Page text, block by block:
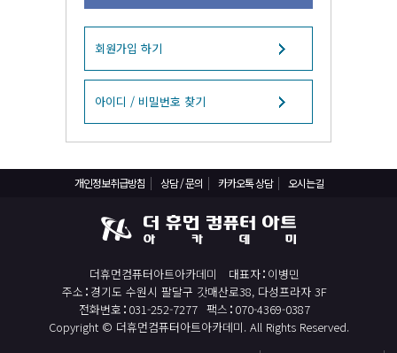
회원가입 하기
아이디 / 비밀번호 찾기
개인정보취급방침 상담 / 문의 카카오톡 상담 오시는길
더휴먼컴퓨터아트아카데미 대표자 이병민
주소 경기도 수원시 팔달구 갓매산로38, 다성프라자 3F
전화번호 031-252-7277 팩스 070-4369-0387
Copyright © 더휴먼컴퓨터아트아카데미. All Rights Reserved.
자바(Java)기반 JSP/스프링 웹개발자(정보처리산업기사)(과정평가형)
디지털컨버전스 자바(JAVA)개발자(전자정부 프레임워크/SPRING)
전산세무회계 자격취득과정[전산회계1급/전산세무2급/FAT1급/TAT2급]
컴퓨터활용능력2급(필기+실기) 및 ITQ자격증 취득(한글,엑셀,파워포인트)
직업상담사 2급 (필기+실기) 자격증 취득과정
일러스트 자격증 취득과정(GTQi 1급)
전산회계 1급 / FAT 1급 자격증 취득과정
전산세무 2급 / TAT 2급 자격증 취득과정